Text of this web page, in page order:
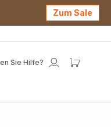
Zum Sale
Sie Hilfe?
Mein